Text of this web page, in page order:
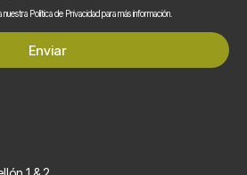
Política de Privacidad para más información.
Enviar